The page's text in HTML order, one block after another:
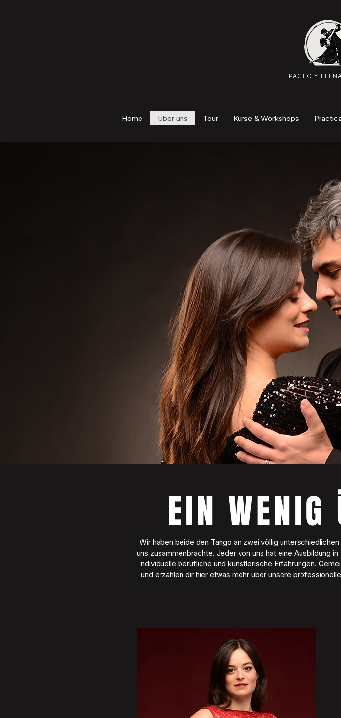
PAOLO Y
Home Über uns Tour Kurse & Workshops Practica
EIN WENIG
Wir haben beide den Tango an zwei völlig
uns zusammenbrachte. Jeder von uns hat eine Ausbildung
individuelle berufliche und künstlerische Erfahrungen.
und erzählen dir hier etwas mehr über unsere